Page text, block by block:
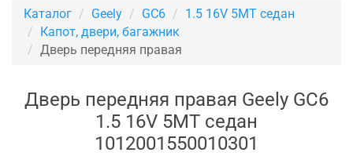
Каталог Geely GC6
1.5 16V 5MT седан
Капот, двери, багажник
Дверь передняя правая
Дверь передняя правая Geely GC6
1.5 16V 5MT седан
1012001550010301